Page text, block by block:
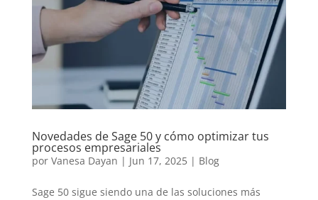
Novedades de Sage 50 y cómo optimizar tus
procesos empresariales
por Vanesa Dayan | Jun 17, 2025| Blog
Sage 50 sigue siendo una de las soluciones más